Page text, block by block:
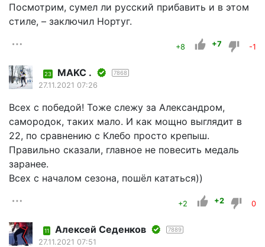
Посмотрим, сумел ли русский прибавить и в этом
стиле, – заключил Нортуг.
+8 +7 -1
23 MAKC . 7868
27.11.2021 07:26
Всех с победой! Тоже слежу за Александром,
самородок, таких мало. И как мощно выглядит в
22, по сравнению с Клебо просто крепыш.
Правильно сказали, главное не повесить медаль
заранее.
Всех с началом сезона, пошёл кататься))
+2 +2 0
11 Алексей Седенков 7889
27.11.2021 07:51